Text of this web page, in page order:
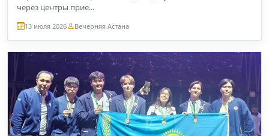
через центры прие...
13 июля 2026 Вечерняя Астана